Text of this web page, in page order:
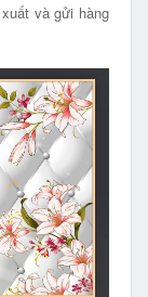
và gửi hàng